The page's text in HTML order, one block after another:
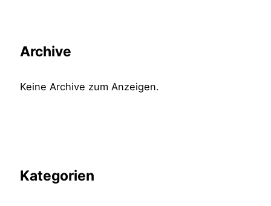
Archive
Keine Archive zum Anzeigen.
Kategorien